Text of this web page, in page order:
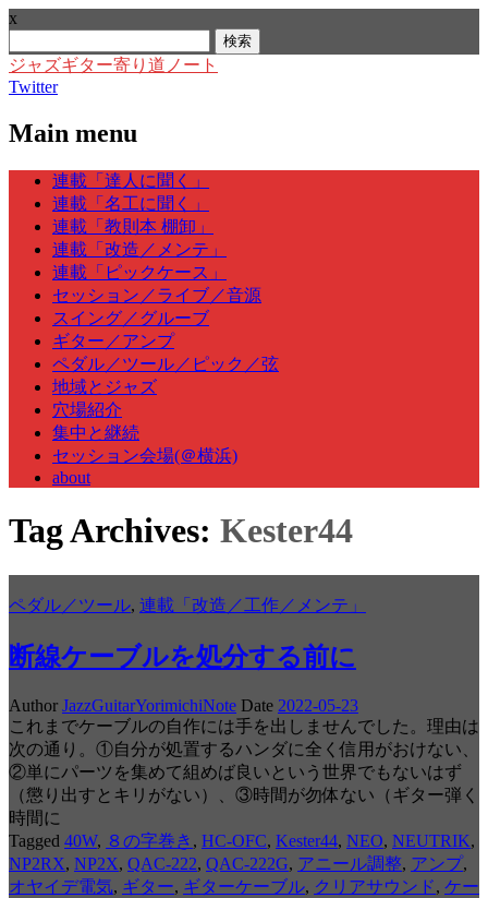
x
索:
ジャズギター寄り道ノート
Twitter
Main menu
Skip
content
連載「達人に聞く」
連載「名工に聞く」
連載「教則本 棚卸」
連載「改造／メンテ」
連載「ピックケース」
セッション／ライブ／音源
スイング／グルーブ
ギター／アンプ
ペダル／ツール／ピック／弦
地域とジャズ
穴場紹介
集中と継続
セッション会場(＠横浜)
about
Tag Archives: Kester44
ペダル／ツール, 連載「改造／工作／メンテ」
断線ケーブルを処分する前に
Author JazzGuitarYorimichiNote Date 2022-05-23
これまでケーブルの自作には手を出しませんでした。理由は
次の通り。①自分が処置するハンダに全く信用がおけない、
②単にパーツを集めて組めば良いという世界でもないはず
（懲り出すとキリがない）、③時間が勿体ない（ギター弾く
時間に
Tagged 40W, ８の字巻き , HC-OFC, Kester44, NEO, NEUTRIK,
NP2RX, NP2X, QAC-222, QAC-222G, アニール調整, アンプ,
オヤイデ電気, ギター, ギターケーブル, クリアサウンド, ケー